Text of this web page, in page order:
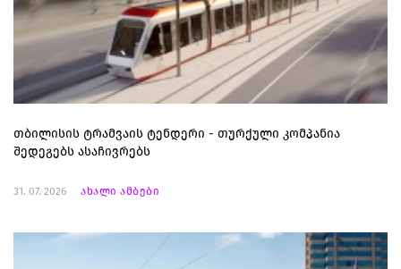
თბილისის ტრამვაის ტენდერი - თურქული კომპანია
შედეგებს ასაჩივრებს
31. 07. 2026 ახალი ამბები